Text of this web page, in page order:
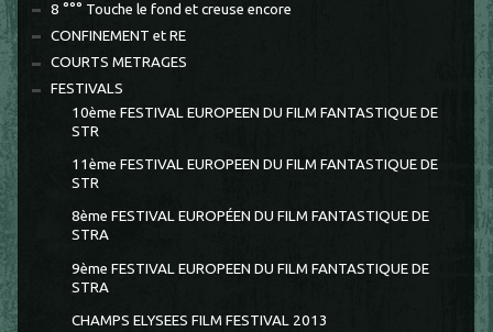
8 °°° Touche le fond et creuse encore
CONFINEMENT et RE
COURTS METRAGES
FESTIVALS
10ème FESTIVAL EUROPEEN DU FILM FANTASTIQUE DE
STR
11ème FESTIVAL EUROPEEN DU FILM FANTASTIQUE DE
STR
8ème FESTIVAL EUROPÉEN DU FILM FANTASTIQUE DE
STRA
9ème FESTIVAL EUROPEEN DU FILM FANTASTIQUE DE
STRA
CHAMPS ELYSEES FILM FESTIVAL 2013